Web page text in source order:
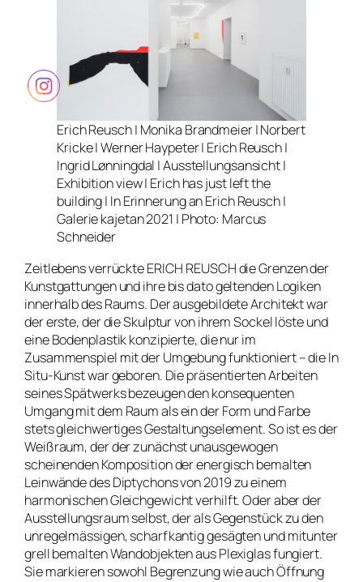
Erich Reusch | Monika Brandmeier | Norbert
Kricke | Werner Haypeter | Erich Reusch |
Ingrid Lønningdal | Ausstellungsansicht |
Exhibition view | Erich has just left the
building | In Erinnerung an Erich Reusch |
Galerie kajetan 2021 | Photo: Marcus
Schneider
Zeitlebens verrückte ERICH REUSCH die Grenzen der
Kunstgattungen und ihre bis dato geltenden Logiken
innerhalb des Raums. Der ausgebildete Architekt war
der erste, der die Skulptur von ihrem Sockel löste und
eine Bodenplastik konzipierte, die nur im
Zusammenspiel mit der Umgebung funktioniert – die In
Situ-Kunst war geboren. Die präsentierten Arbeiten
seines Spätwerks bezeugen den konsequenten
Umgang mit dem Raum als ein der Form und Farbe
stets gleichwertiges Gestaltungselement. So ist es der
Weißraum, der der zunächst unausgewogen
scheinenden Komposition der energisch bemalten
Leinwände des Diptychons von 2019 zu einem
harmonischen Gleichgewicht verhilft. Oder aber der
Ausstellungsraum selbst, der als Gegenstück zu den
unregelmässigen, scharfkantig gesägten und mitunter
grell bemalten Wandobjekten aus Plexiglas fungiert.
Sie markieren sowohl Begrenzung wie auch Öffnung